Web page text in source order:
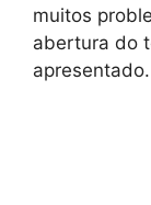
muitos
abertura do
apresentado.